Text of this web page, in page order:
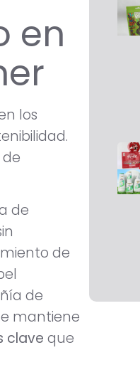
en
los
de
de
de
mantiene
clave que